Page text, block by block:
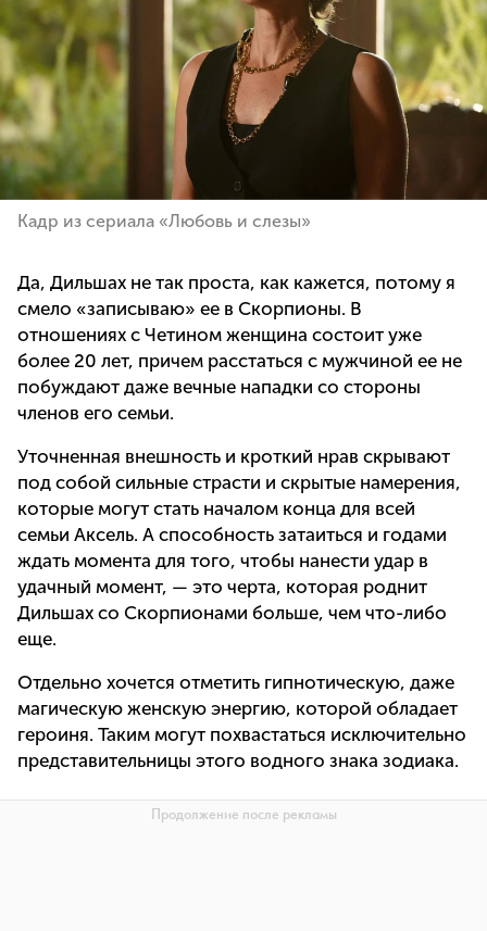
Кадр из сериала «Любовь и слезы»
Да, Дильшах не так проста, как кажется, потому я
смело «записываю» ее в Скорпионы. В
отношениях с Четином женщина состоит уже
более 20 лет, причем расстаться с мужчиной ее не
побуждают даже вечные нападки со стороны
членов его семьи.
Уточненная внешность и кроткий нрав скрывают
под собой сильные страсти и скрытые намерения,
которые могут стать началом конца для всей
семьи Аксель. А способность затаиться и годами
ждать момента для того, чтобы нанести удар в
удачный момент, — это черта, которая роднит
Дильшах со Скорпионами больше, чем что-либо
еще.
Отдельно хочется отметить гипнотическую, даже
магическую женскую энергию, которой обладает
героиня. Таким могут похвастаться исключительно
представительницы этого водного знака зодиака.